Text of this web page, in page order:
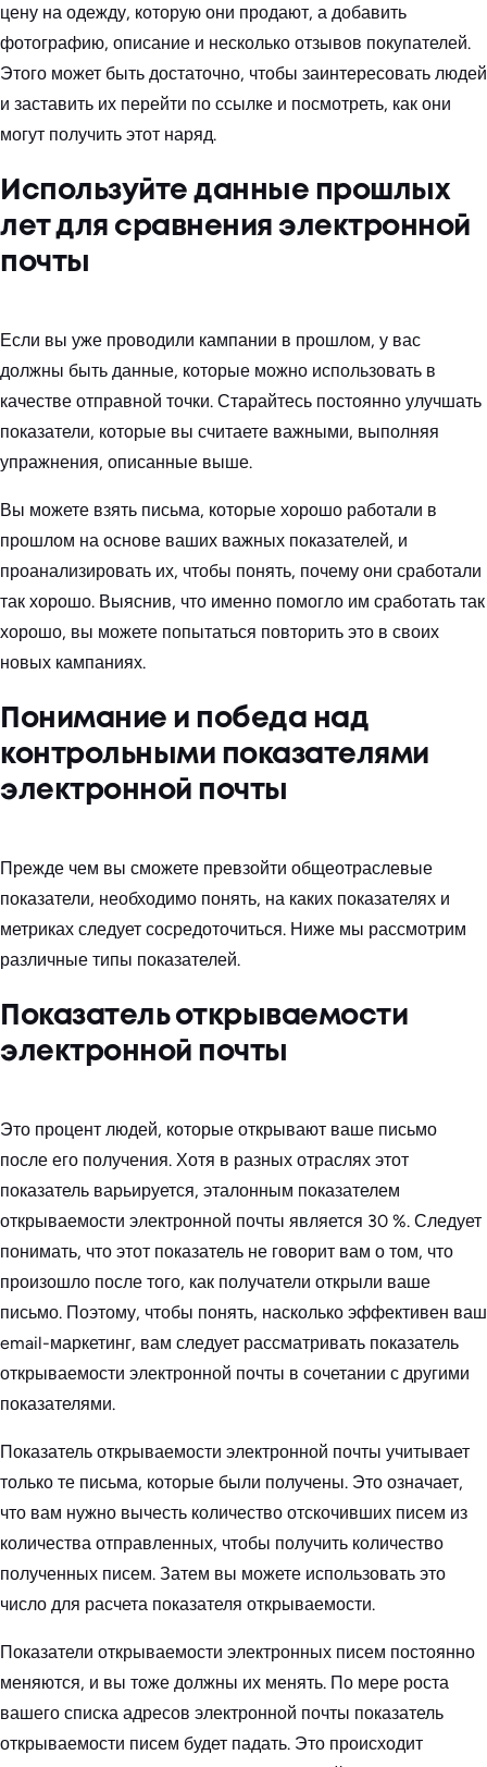
цену на одежду, которую они продают, а добавить
фотографию, описание и несколько отзывов покупателей.
Этого может быть достаточно, чтобы заинтересовать людей
и заставить их перейти по ссылке и посмотреть, как они
могут получить этот наряд.
Используйте данные прошлых
лет для сравнения электронной
почты
Если вы уже проводили кампании в прошлом, у вас
должны быть данные, которые можно использовать в
качестве отправной точки. Старайтесь постоянно улучшать
показатели, которые вы считаете важными, выполняя
упражнения, описанные выше.
Вы можете взять письма, которые хорошо работали в
прошлом на основе ваших важных показателей, и
проанализировать их, чтобы понять, почему они сработали
так хорошо. Выяснив, что именно помогло им сработать так
хорошо, вы можете попытаться повторить это в своих
новых кампаниях.
Понимание и победа над
контрольными показателями
электронной почты
Прежде чем вы сможете превзойти общеотраслевые
показатели, необходимо понять, на каких показателях и
метриках следует сосредоточиться. Ниже мы рассмотрим
различные типы показателей.
Показатель открываемости
электронной почты
Это процент людей, которые открывают ваше письмо
после его получения. Хотя в разных отраслях этот
показатель варьируется, эталонным показателем
открываемости электронной почты является 30 %. Следует
понимать, что этот показатель не говорит вам о том, что
произошло после того, как получатели открыли ваше
письмо. Поэтому, чтобы понять, насколько эффективен ваш
email-маркетинг, вам следует рассматривать показатель
открываемости электронной почты в сочетании с другими
показателями.
Показатель открываемости электронной почты учитывает
только те письма, которые были получены. Это означает,
что вам нужно вычесть количество отскочивших писем из
количества отправленных, чтобы получить количество
полученных писем. Затем вы можете использовать это
число для расчета показателя открываемости.
Показатели открываемости электронных писем постоянно
меняются, и вы тоже должны их менять. По мере роста
вашего списка адресов электронной почты показатель
открываемости писем будет падать. Это происходит